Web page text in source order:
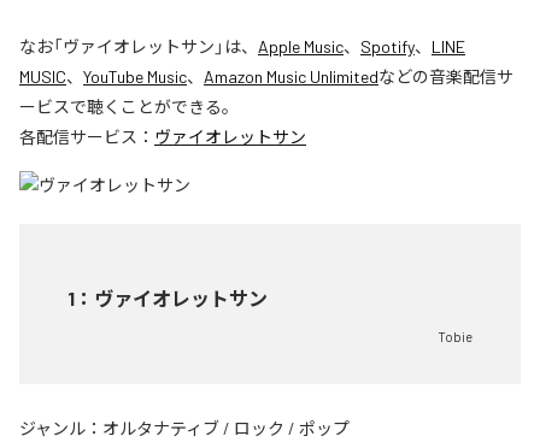
なお「ヴァイオレットサン 」は、 Apple Music、 Spotify、 LINE
MUSIC、 YouTube Music、 Amazon Music Unlimitedなどの音楽配信サ
ービスで聴くことができる。
各配信サービス： ヴァイオレットサン
1 ： ヴァイオレットサン
Tobie
ジャンル： オルタナティブ / ロック / ポップ